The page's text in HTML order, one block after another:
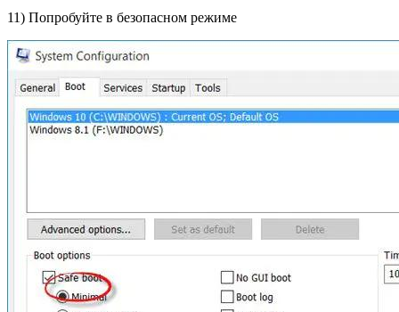
11) Попробуйте в безопасном режиме